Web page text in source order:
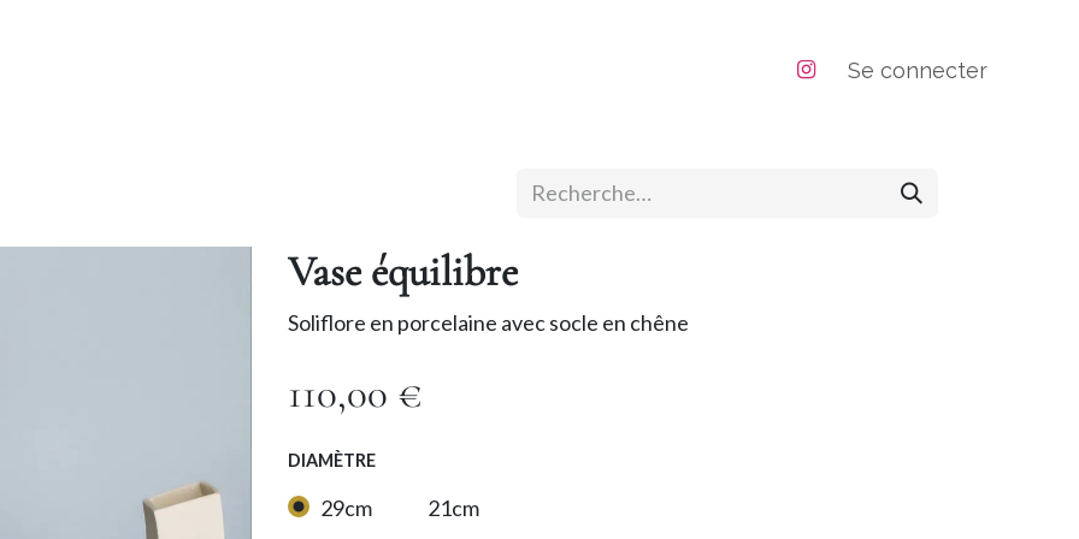
Se connecter
Vase équilibre
Soliflore en porcelaine avec socle en chêne
110,00 €
DIAMÈTRE
29cm 21cm